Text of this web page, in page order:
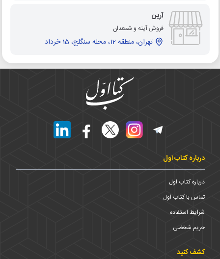
آرین
فروش آینه و شمعدان
تهران، منطقه 12، محله سنگلج، 15 خرداد
درباره کتاب اول
درباره کتاب اول
تماس با کتاب اول
شرایط استفاده
حریم شخضی
کشف کنید